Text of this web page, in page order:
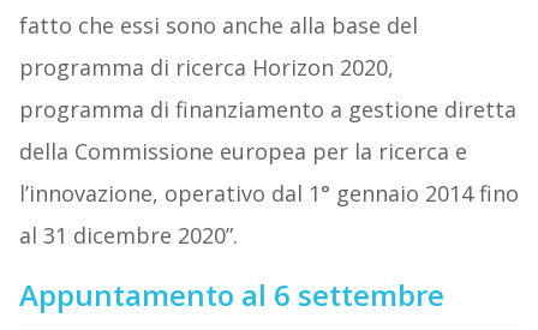
fatto che essi sono anche alla base del
programma di ricerca Horizon 2020,
programma di finanziamento a gestione diretta
della Commissione europea per la ricerca e
l’innovazione, operativo dal 1° gennaio 2014 fino
al 31 dicembre 2020”.
Appuntamento al 6 settembre